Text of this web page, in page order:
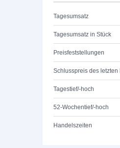
Tagesumsatz
Tagesumsatz in Stück
Preisfeststellungen
Schlusspreis des
Tagestief/-hoch
52-Wochentief/-hoch
Handelszeiten